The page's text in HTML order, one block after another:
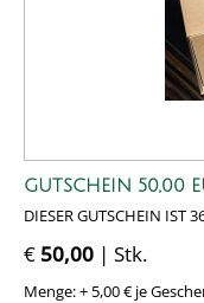
GUTSCHEIN 50,00
DIESER GUTSCHEIN IST
€ 50,00 | Stk.
Menge: + 5,00 € je